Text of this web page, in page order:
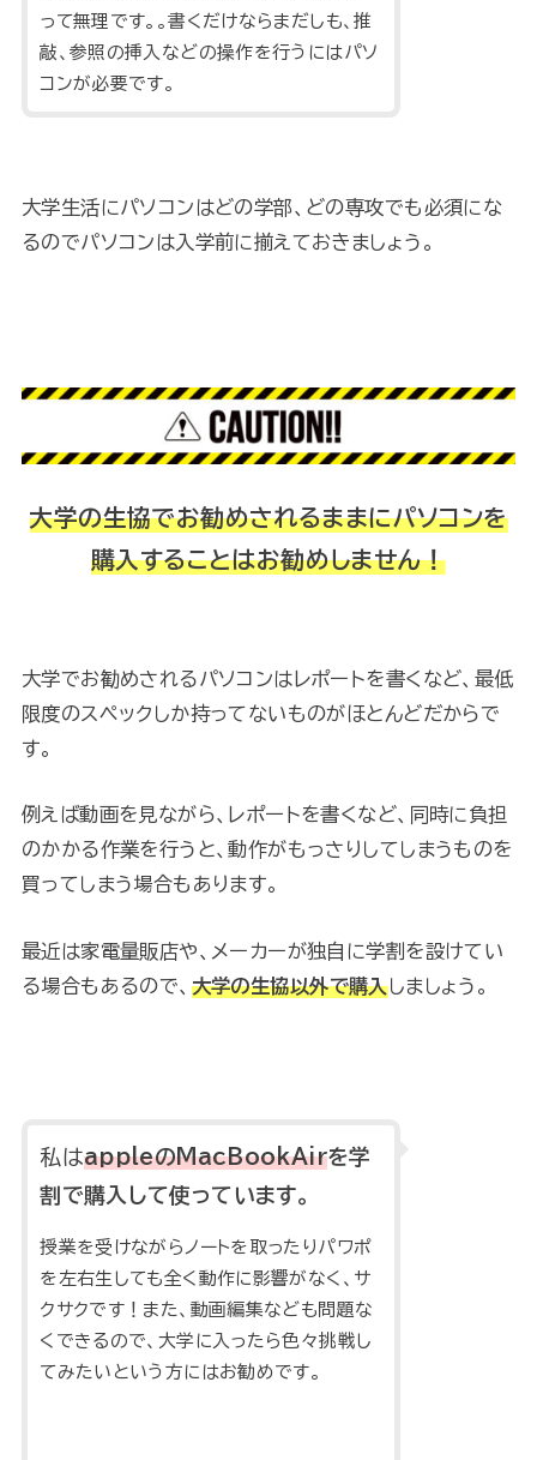
って無理です。。書くだけならまだしも、推
敲、参照の挿入などの操作を行うにはパソ
コンが必要です。
大学生活にパソコンはどの学部、どの専攻でも必須にな
るのでパソコンは入学前に揃えておきましょう。
大学の生協でお勧めされるままにパソコンを
購入することはお勧めしません！
大学でお勧めされるパソコンはレポートを書くなど、最低
限度のスペックしか持ってないものがほとんどだからで
す。
例えば動画を見ながら、レポートを書くなど、同時に負担
のかかる作業を行うと、動作がもっさりしてしまうものを
買ってしまう場合もあります。
最近は家電量販店や、メーカーが独自に学割を設けてい
る場合もあるので、 大学の生協以外で購入しましょう。
私はappleのMacBookAirを学
割で購入して使っています。
授業を受けながらノートを取ったりパワポ
を左右生しても全く動作に影響がなく、サ
クサクです！また、動画編集なども問題な
くできるので、大学に入ったら色々挑戦し
てみたいという方にはお勧めです。